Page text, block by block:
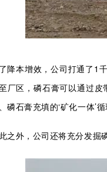
降本增效，公司打通了1
厂区，磷石膏可以通过
磷石膏充填的‘矿化一体’循
之外，公司还将充分发掘